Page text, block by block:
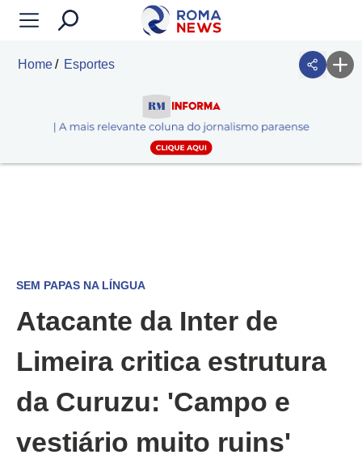
Home Esportes
SEM PAPAS NA LÍNGUA
Atacante da Inter de
Limeira critica estrutura
da Curuzu: 'Campo e
vestiário muito ruins'